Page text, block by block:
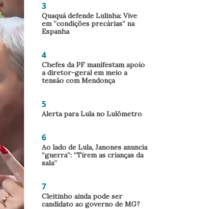
3
Quaquá defende Lulinha: Vive
em “condições precárias” na
Espanha
4
Chefes da PF manifestam apoio
a diretor-geral em meio a
tensão com Mendonça
5
Alerta para Lula no Lulômetro
6
Ao lado de Lula, Janones anuncia
“guerra”: “Tirem as crianças da
sala”
7
Cleitinho ainda pode ser
candidato ao governo de MG?